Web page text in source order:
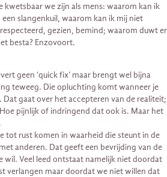
we zijn als mens: waarom kan ik
slangenkuil, waarom kan ik mij niet
gezien, bemind; waarom duwt er
besta? Enzovoort.
geen ‘quick fix’ maar brengt wel bijna
teweeg. Die opluchting komt wanneer je
Dat gaat over het accepteren van de realiteit;
pijnlijk of indringend dat ook is. Maar het
tot rust komen in waarheid die steunt in de
anderen. Dat geeft een bevrijding van de
wil. Veel leed ontstaat namelijk niet doordat
verlangen maar doordat we niet willen dat